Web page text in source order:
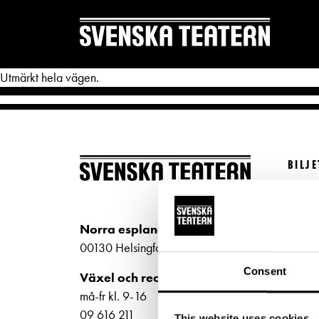
Consent
REPERTOAR & BILJETTER
Kalender
Biljetter
DITT
Textning
Utmärkt hela vägen.
Norra esplanaden 2
00130 Helsingfors
Växel och reception
må-fr kl. 9-16
09 616 211
ti-fr